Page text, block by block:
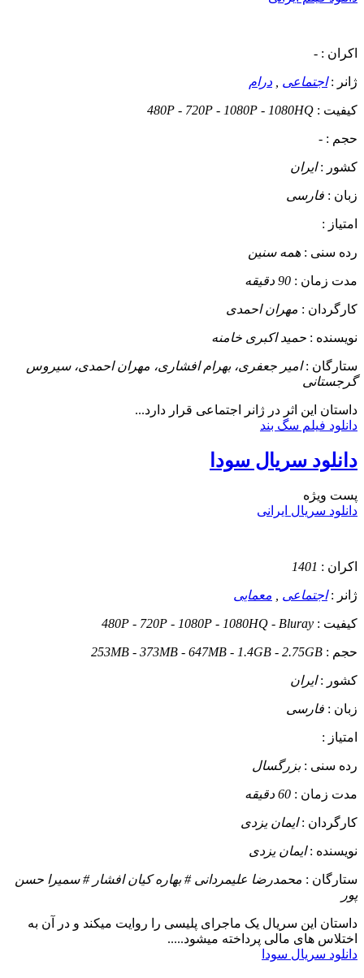
اکران : -
ژانر :اجتماعی درام
کیفیت : 480P - 720P - 1080P - 1080HQ
حجم : -
کشور :ایران
زبان : فارسی
امتیاز :
رده سنی : همه سنین
مدت زمان : 90 دقیقه
کارگردان : مهران احمدی
نویسنده : حمید اکبری خامنه
ستارگان :امیر جعفری، بهرام افشاری، مهران احمدی، سیروس
گرجستانی
داستان این اثر در ژانر اجتماعی قرار دارد...
دانلود فیلم سگ بند
دانلود سریال سودا
پست ويژه
دانلود سریال ایرانی
اکران : 1401
ژانر :اجتماعی , معمایی
کیفیت : 480P - 720P - 1080P - 1080HQ - Bluray
حجم : 253MB - 373MB - 647MB - 1.4GB - 2.75GB
کشور :ایران
زبان : فارسی
امتیاز :
رده سنی :بزرگسال
مدت زمان : 60 دقیقه
کارگردان :ایمان یزدی
نویسنده :ایمان یزدی
ستارگان : محمدرضا علیمردانی # بهاره کیان افشار # سمیرا حسن
پور
داستان این سریال یک ماجرای پلیسی را روایت میکند و در آن به
اختلاس های مالی پرداخته میشود.....
دانلود سریال سودا